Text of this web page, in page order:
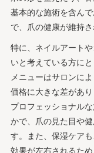
基本的な施術を含ん
で、爪の健康が維持
特に、ネイルアート
いと考えている方に
メニューはサロンに
価格に大きな差があ
プロフェッショナル
かで、爪の見た目や
す。また、保湿ケア
効果が左右されるた